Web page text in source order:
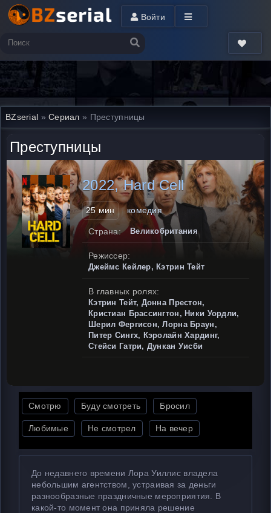
Войти
BZserial »Сериал » Преступницы
Преступницы
2022, Hard Cell
25 мин комедия
Страна: Великобритания
Режиссер:
Джеймс Кейлер, Кэтрин Тейт
В главных ролях:
Кэтрин Тейт, Донна Престон,
Кристиан Брассингтон, Ники Уордли,
Шерил Фергисон, Лорна Браун,
Питер Сингх, Кэролайн Хардинг,
Стейси Гатри, Дункан Уисби
Смотрю Буду смотреть Бросил
Любимые Не смотрел На вечер
До недавнего времени Лора Уиллис владела
небольшим агентством, устраивая за деньги
разнообразные праздничные мероприятия. В
какой-то момент она приняла решение